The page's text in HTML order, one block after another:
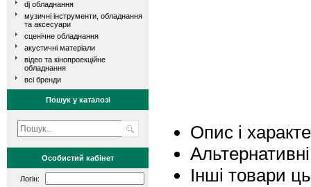
dj обладнання
музичні інструменти, обладнання
та аксесуари
сценічне обладнання
акустичні матеріали
відео та кінопроекційне
обладнання
всі бренди
Пошук у каталозі
Особистий кабінет
Логін:
Опис і
Інші товари